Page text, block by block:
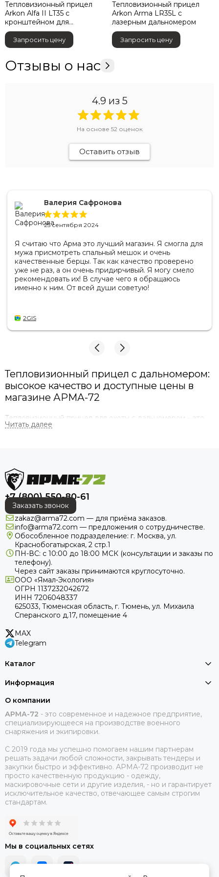
Тепловизионный прицел
Arkon Alfa II LT35 с
кронштейном для
крепления к оружию
Запросить цену
Тепловизионный прицел
Arkon Arma LR35L с
лазерным дальномером
Запросить цену
Отзывы о нас
4.9 из 5
На основе 52оценок
Оставить отзыв
Валерия Сафронова
25 сентября 2024
Я считаю что Арма это лучший магазин. Я смогла для
мужа присмотреть спальный мешок и очень
качественные берцы. Так как качество проверено
уже не раз, а он очень придирчивый. Я могу смело
рекомендовать их! В случае чего я обращаюсь
именно к ним. От всей души советую!
2GIS
Тепловизионный прицел с дальномером:
высокое качество и доступные цены в
магазине АРМА-72
Тепловизионный прицел для охоты с дальномером – это
сложное оптоэлектронное устройство, имеющее
тепловизора и дальномера. Эти прицелы используются в
охоте, тактических операциях и наблюдении.
Основные характеристики и преимущества
Принцип действия прицела тепловизора для охоты с
дальномером основан на использовании инфракрасного
излучения, которое испускают объекты с температурой
выше абсолютного нуля. Они преобразуют это излучение
в изображение, которое отображается на экране.
Встроенный лазерный дальномер позволяет измерять
дистанцию до цели с высокой точностью. Это особенно
полезно для корректировки прицела в зависимости от
дистанции до объекта.
+7 (800) 550-80-61
Заказать звонок
zakaz@arma72.com — для приёма заказов.
info@arma72.com — предложения о сотрудничестве.
Обособленное подразделение: г. Москва, ул.
Краснобогатырская, 2 стр.1
ПН-ВС: с 10:00 до 18:00 МСК (консультации и заказы по
телефону).
Через сайт заказы принимаются круглосуточно.
ООО «Ямал-Экология»
ОГРН 1137232042672
ИНН 7206048337
625033, Тюменская область, г. Тюмень, ул. Михаила
Сперанского д.17, помещение 4
MAX
Telegram
Каталог
Информация
О компании
АРМА-72 - это современное и надежное предприятие,
специализирующееся на производстве военного
снаряжения и экипировки.
С 2019 года мы успешно помогаем нашим партнерам
решать задачи любой сложности, закрывать тендеры и
закупки быстро и эффективно. АРМА-72 производит не
просто качественную продукцию - одежду,
маскировочные сети и другие изделия, - но и гарантирует
исключительное качество, отвечающее самым строгим
стандартам.
Мы в социальных сетях